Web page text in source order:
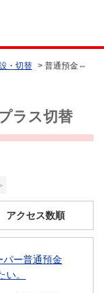
・切替 > 普通預金⇔
ラス切替
ー普通預金
。